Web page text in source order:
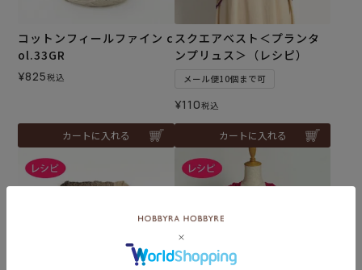
コットンフィールファイン c
ol.33GR
¥825税込
カートに入れる
スクエアベスト＜プランタ
ンプリュス＞（レシピ）
メール便10個まで可
¥110税込
カートに入れる